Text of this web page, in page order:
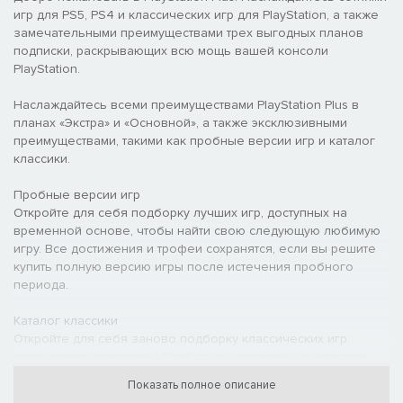
игр для PS5, PS4 и классических игр для PlayStation, а также
замечательными преимуществами трех выгодных планов
подписки, раскрывающих всю мощь вашей консоли
PlayStation.
Наслаждайтесь всеми преимуществами PlayStation Plus в
планах «Экстра» и «Основной», а также эксклюзивными
преимуществами, такими как пробные версии игр и каталог
классики.
Пробные версии игр
Откройте для себя подборку лучших игр, доступных на
временной основе, чтобы найти свою следующую любимую
игру. Все достижения и трофеи сохранятся, если вы решите
купить полную версию игры после истечения пробного
периода.
Каталог классики
получите доступ к каталогу сотен классических игр для
Показать полное описание